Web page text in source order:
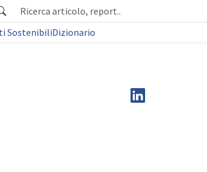
SostenibiliDizionario